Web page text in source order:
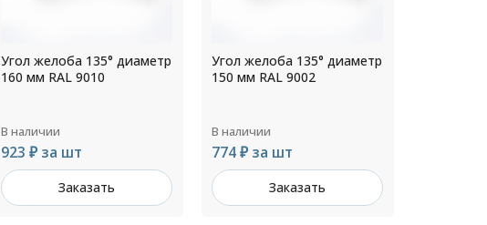
Угол желоба 135° диаметр
150 мм RAL 9002
В наличии
774 ₽ за шт
Заказать
Угол желоба 135° диаметр
300 мм RAL 7024
В наличии
1 426 ₽ за шт
Заказать